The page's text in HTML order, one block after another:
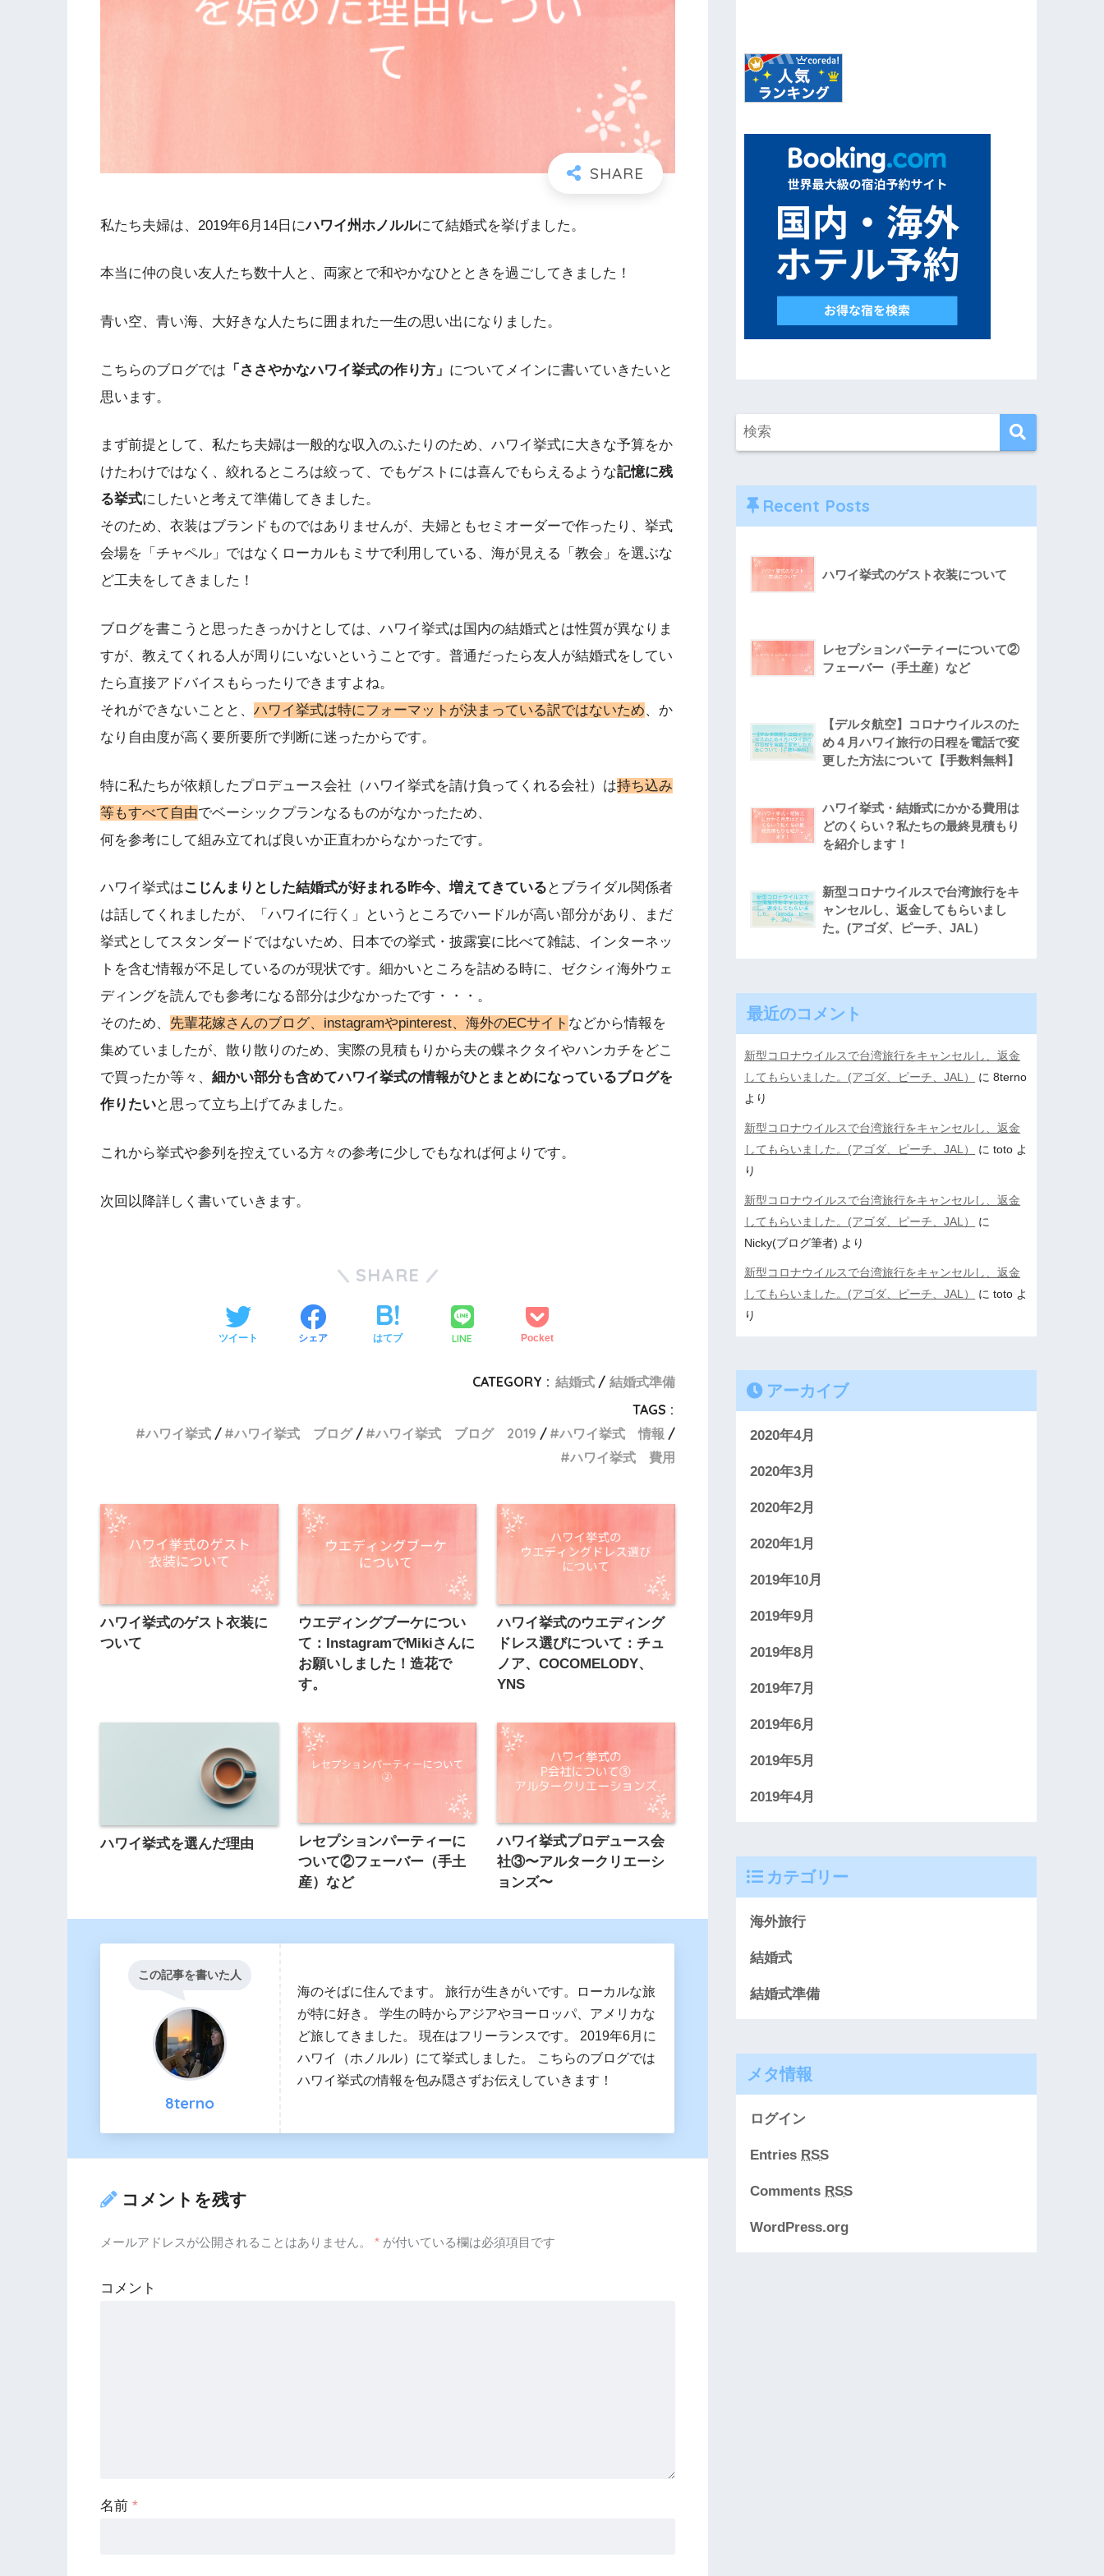
私たち夫婦は、2019年6月14日にハワイ州ホノルルにて結婚式を挙げました。
本当に仲の良い友人たち数十人と、両家とで和やかなひとときを過ごしてきました！
青い空、青い海、大好きな人たちに囲まれた一生の思い出になりました。
こちらのブログでは 「ささやかなハワイ挙式の作り方」 についてメインに書いていきたいと
思います。
まず前提として、私たち夫婦は一般的な収入のふたりのため、ハワイ挙式に大きな予算をか
けたわけではなく、絞れるところは絞って、でもゲストには喜んでもらえるような記憶に残
る挙式にしたいと考えて準備してきました。
そのため、衣装はブランドものではありませんが、夫婦ともセミオーダーで作ったり、挙式
会場を「チャペル」ではなくローカルもミサで利用している、海が見える「教会」を選ぶな
ど工夫をしてきました！
ブログを書こうと思ったきっかけとしては、ハワイ挙式は国内の結婚式とは性質が異なりま
すが、教えてくれる人が周りにいないということです。普通だったら友人が結婚式をしてい
たら直接アドバイスもらったりできますよね。
それができないことと、 ハワイ挙式は特にフォーマットが決まっている訳ではないため、か
なり自由度が高く要所要所で判断に迷ったからです。
特に私たちが依頼したプロデュース会社（ハワイ挙式を請け負ってくれる会社）は持ち込み
等もすべて自由でベーシックプランなるものがなかったため、
何を参考にして組み立てれば良いか正直わからなかったです。
ハワイ挙式はこじんまりとした結婚式が好まれる昨今、増えてきている とブライダル関係者
は話してくれましたが、「ハワイに行く」というところでハードルが高い部分があり、まだ
挙式としてスタンダードではないため、日本での挙式・披露宴に比べて雑誌、インターネッ
トを含む情報が不足しているのが現状です。細かいところを詰める時に、ゼクシィ海外ウェ
ディングを読んでも参考になる部分は少なかったです・・・。
そのため、 先輩花嫁さんのブログ、instagramやpinterest、海外のECサイト などから情報を
集めていましたが、散り散りのため、実際の見積もりから夫の蝶ネクタイやハンカチをどこ
で買ったか等々、 細かい部分も含めてハワイ挙式の情報がひとまとめになっているブログを
作りたいと思って立ち上げてみました。
これから挙式や参列を控えている方々の参考に少しでもなれば何よりです。
次回以降詳しく書いていきます。
SHARE
ツイート シェア はてブ LINE Pocket
CATEGORY : 結婚式
結婚式準備
TAGS :
ハワイ挙式
ハワイ挙式 ブログ ハワイ挙式 ブログ 2019
ハワイ挙式 情報
ハワイ挙式 費用
ハワイ挙式のゲスト衣装に
ついて
ウエディングブーケについ
て：InstagramでMikiさんに
お願いしました！造花で
す。
ハワイ挙式のウエディング
ドレス選びについて：チュ
ノア、COCOMELODY、
YNS
ハワイ挙式を選んだ理由
レセプションパーティーに
ついて②フェーバー（手土
産）など
ハワイ挙式プロデュース会
社③〜アルタークリエーシ
ョンズ〜
この記事を書いた人
8terno
海のそばに住んでます。 旅行が生きがいです。ローカルな旅
が特に好き。 学生の時からアジアやヨーロッパ、アメリカな
ど旅してきました。 現在はフリーランスです。 2019年6月に
ハワイ（ホノルル）にて挙式しました。 こちらのブログでは
ハワイ挙式の情報を包み隠さずお伝えしていきます！
コメントを残す
メールアドレスが公開されることはありません。 * が付いている欄は必須項目です
コメント
名前 *
Recent Posts
ハワイ挙式のゲスト衣装について
レセプションパーティーについて②
フェーバー（手土産）など
【デルタ航空】コロナウイルスのた
め４月ハワイ旅行の日程を電話で変
更した方法について【手数料無料】
ハワイ挙式・結婚式にかかる費用は
どのくらい？私たちの最終見積もり
を紹介します！
新型コロナウイルスで台湾旅行をキ
ャンセルし、返金してもらいまし
た。(アゴダ、ピーチ、JAL）
最近のコメント
新型コロナウイルスで台湾旅行をキャンセルし、返金
してもらいました。(アゴダ、ピーチ、JAL）
に8terno
より
新型コロナウイルスで台湾旅行をキャンセルし、返金
してもらいました。(アゴダ、ピーチ、JAL）
にtoto よ
り
新型コロナウイルスで台湾旅行をキャンセルし、返金
してもらいました。(アゴダ、ピーチ、JAL）
に
Nicky(ブログ筆者) より
新型コロナウイルスで台湾旅行をキャンセルし、返金
してもらいました。(アゴダ、ピーチ、JAL）
にtoto よ
り
アーカイブ
2020年4月
2020年3月
2020年2月
2020年1月
2019年10月
2019年9月
2019年8月
2019年7月
2019年6月
2019年5月
2019年4月
カテゴリー
海外旅行
結婚式
結婚式準備
メタ情報
ログイン
Entries RSS
Comments RSS
WordPress.org